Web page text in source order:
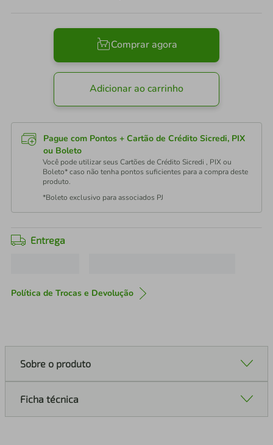
Comprar agora
Adicionar ao carrinho
Pague com Pontos + Cartão de Crédito Sicredi, PIX
ou Boleto
Você pode utilizar seus Cartões de Crédito Sicredi , PIX ou
Boleto* caso não tenha pontos suficientes para a compra deste
produto.
*Boleto exclusivo para associados PJ
Entrega
Política de Trocas e Devolução
Sobre o produto
Ficha técnica